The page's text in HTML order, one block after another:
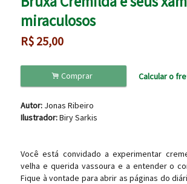
miraculosos
R$ 25,00
. Comprar Calcular o
Autor: Jonas Ribeiro
Ilustrador:Biry Sarkis
Você está convidado a experimentar
velha e querida vassoura e a entender o
Fique à vontade para abrir as páginas do